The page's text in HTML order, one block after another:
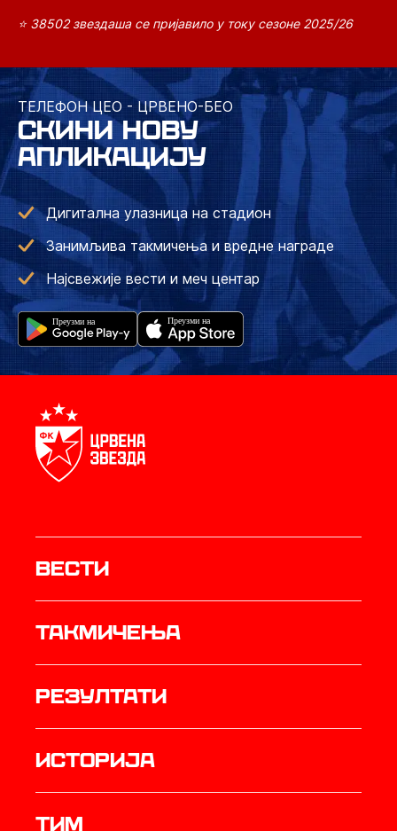
⭐ 38502 звездаша се пријавило у току сезоне 2025/26
ТЕЛЕФОН ЦЕО - ЦРВЕНО-БЕО
СКИНИ НОВУ
АПЛИКАЦИЈУ
Дигитална улазница на стадион
Занимљива такмичења и вредне награде
Најсвежије вести и меч центар
Вести
Такмичења
резултати
историја
ТИМ